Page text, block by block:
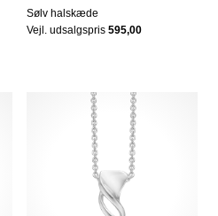
Sølv halskæde
Vejl. udsalgspris595,00